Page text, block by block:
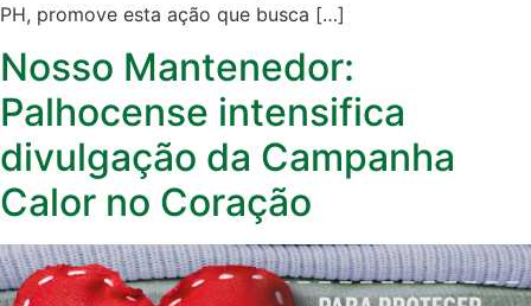
PH, promove esta ação que busca […]
Nosso Mantenedor:
Palhocense intensifica
divulgação da Campanha
Calor no Coração